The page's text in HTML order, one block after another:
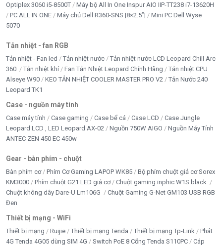
Optiplex 3060 i5-8500T
Máy bộ All In One Inspur AIO IIP-TT238 i7-13620H
PC ALL IN ONE
Máy chủ Dell R360-SNS |8×2.5”|
Mini PC Dell Wyse
5070
Tản nhiệt - fan RGB
Tản nhiệt - Fan led Tản nhiệt nước
Tản nhiệt nước LCD Leopard Chill Arc
360
Tản nhiệt khí Fan Tản Nhiệt Leopard Chính Hãng
Tản nhiệt CPU
Alseye W90
KEO TẢN NHIỆT COOLER MASTER PRO V2
Tản Nước 240
Leopard TK1
Case - nguồn máy tính
Case máy tính Case gaming Case bể cá Case LCD
Case Jungle
Leopard LCD , LED Leopard AX-02
Nguồn 750W AIGO
Nguồn Máy Tính
ANTEC ZEN 450 EC 450w
Gear - bàn phím - chuột
Bàn phím cơ Phím Cơ Gaming LAPOP WK85
Bộ phím chuột giả cơ Sorex
KM3000
Phím chuột G21 LED giả cơ
Chuột gaming inphic W1S black
Chuột không dây Dare-U Lm106G
Chuột Gaming G-Net GM103 USB RGB
Đen
Thiết bị mạng - WiFi
Thiết bị mạng Ruijie Thiết bị mạng Tenda Thiết bị mạng Tp-Link
Phát
4G Tenda 4G05 dùng SIM 4G
Switch PoE 8 Cổng Tenda S110PC
Cáp